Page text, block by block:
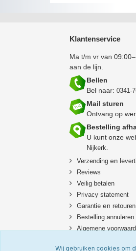
Klantenservice
Ma t/m vr van
aan de lijn.
Bellen
Bel naar: 0341-
Mail sturen
Ontvang op
Bestelling
U kunt onze
Nijkerk
Verzending en
Reviews
Veilig betalen
Privacy statement
Garantie en retouren
Bestelling annuleren
Algemene
Wij gebruiken cookies om